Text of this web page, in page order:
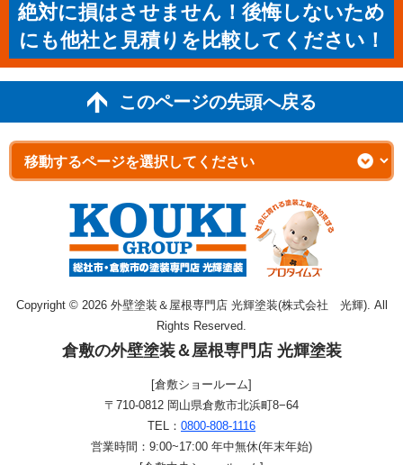
絶対に損はさせません！後悔しないため
にも他社と見積りを比較してください！
このページの先頭へ戻る
Copyright © 2026 外壁塗装＆屋根専門店 光輝塗装(株式会社 光輝). All
Rights Reserved.
倉敷の外壁塗装＆屋根専門店 光輝塗装
[倉敷ショールーム]
〒710-0812 岡山県倉敷市北浜町8−64
TEL： 0800-808-1116
営業時間：9:00~17:00 年中無休(年末年始)